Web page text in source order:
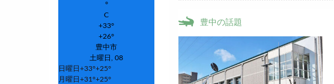
豊中の話題
°
C
+33°
+26°
豊中市
土曜日, 08
日曜日 +33°+25°
月曜日 +31°+25°